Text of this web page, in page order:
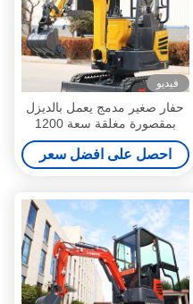
فيديو
حفار صغير مدمج يعمل بالديزل
بمقصورة مغلقة سعة 1200
كجم، وإمكانية التدرج بحد أقصى
30 درجة
احصل على افضل سعر